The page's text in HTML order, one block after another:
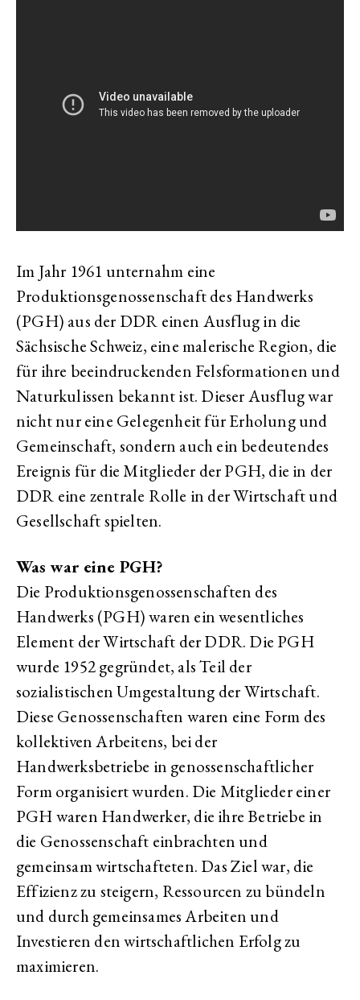
Im Jahr 1961 unternahm eine
Produktionsgenossenschaft des Handwerks
(PGH) aus der DDR einen Ausflug in die
Sächsische Schweiz, eine malerische Region, die
für ihre beeindruckenden Felsformationen und
Naturkulissen bekannt ist. Dieser Ausflug war
nicht nur eine Gelegenheit für Erholung und
Gemeinschaft, sondern auch ein bedeutendes
Ereignis für die Mitglieder der PGH, die in der
DDR eine zentrale Rolle in der Wirtschaft und
Gesellschaft spielten.
Was war eine PGH?
Die Produktionsgenossenschaften des
Handwerks (PGH) waren ein wesentliches
Element der Wirtschaft der DDR. Die PGH
wurde 1952 gegründet, als Teil der
sozialistischen Umgestaltung der Wirtschaft.
Diese Genossenschaften waren eine Form des
kollektiven Arbeitens, bei der
Handwerksbetriebe in genossenschaftlicher
Form organisiert wurden. Die Mitglieder einer
PGH waren Handwerker, die ihre Betriebe in
die Genossenschaft einbrachten und
gemeinsam wirtschafteten. Das Ziel war, die
Effizienz zu steigern, Ressourcen zu bündeln
und durch gemeinsames Arbeiten und
Investieren den wirtschaftlichen Erfolg zu
maximieren.